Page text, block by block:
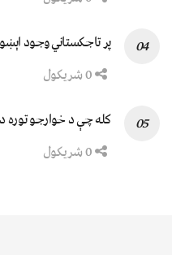
پر تاجکستاني وجود
کله چې د خوارجو توره